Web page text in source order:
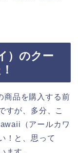
）のクー
商品を購入する前
すが、多分、こ
（アールカワ
！と、思って